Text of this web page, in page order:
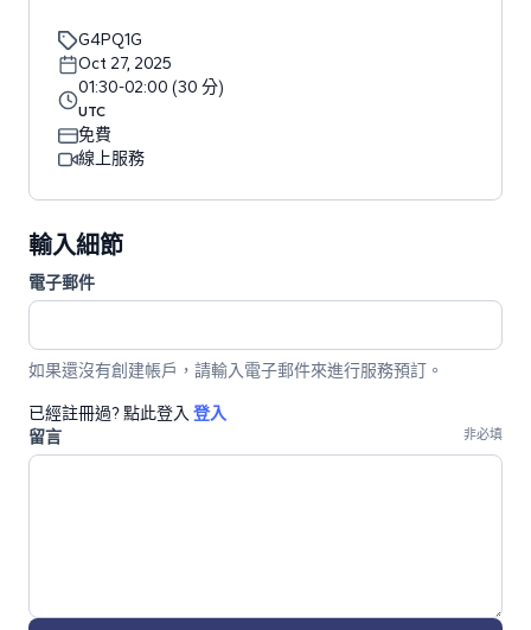
G4PQ1G
Oct 27, 2025
01:30-02:00 (30 分)
UTC
免費
線上服務
輸入細節
電子郵件
如果還沒有創建帳戶，請輸入電子郵件來進行服務預訂。
已經註冊過? 點此登入 登入
留言
非必填